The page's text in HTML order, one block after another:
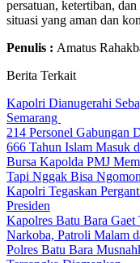
persatuan, ketertiban,
situasi yang aman dan
Penulis : Amatus
Berita Terkait
Kapolri Dianugerahi
Semarang
214 Personel Gabungan
666 Tahun Islam Masuk
Bursa Kapolda PMJ
Tapi Nggak Bisa
Kapolri Tegaskan
Presiden
Kapolres Batu Bara
Narkoba, Patroli Malam
Polres Batu Bara